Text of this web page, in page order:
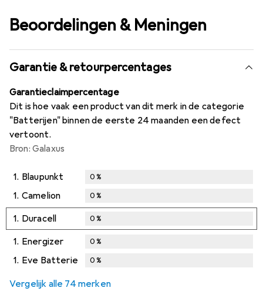
Beoordelingen & Meningen
Garantie & retourpercentages
Garantieclaimpercentage
Dit is hoe vaak een product van dit merk in de categorie
"Batterijen" binnen de eerste 24 maanden een defect
vertoont.
Bron: Galaxus
1. Blaupunkt 0%
1. Camelion 0%
1. Duracell 0%
1. Energizer 0%
1. Eve Batterie 0%
Vergelijk alle 74 merken